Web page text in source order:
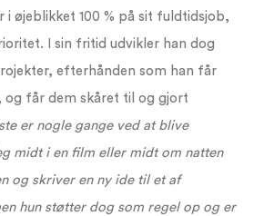
i øjeblikket 100 % på sit fuldtidsjob,
I sin fritid udvikler han dog
efterhånden som han får
og får dem skåret til og gjort
er nogle gange ved at blive
midt i en film eller midt om natten
og skriver en ny ide til et af
hun støtter dog som regel op og er